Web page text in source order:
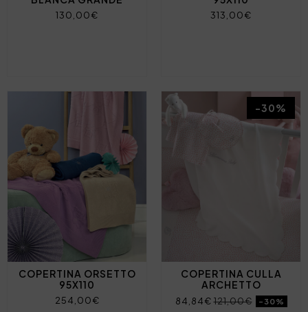
130,00€ 313,00€
COPERTINA ORSETTO
95X110
254,00€
COPERTINA CULLA
ARCHETTO
84,84€121,00€ -30%
-30%